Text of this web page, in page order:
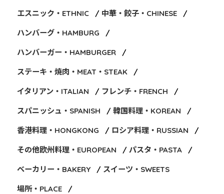
エスニック・ETHNIC 中華・餃子・CHINESE
ハンバーグ・HAMBURG
ハンバーガー・HAMBURGER
ステーキ・焼肉・MEAT・STEAK
イタリアン・ITALIAN フレンチ・FRENCH
スパニッシュ・SPANISH 韓国料理・KOREAN
香港料理・HONGKONG ロシア料理・RUSSIAN
その他欧州料理・EUROPEAN パスタ・PASTA
ベーカリー・BAKERY スイーツ・SWEETS
場所・PLACE